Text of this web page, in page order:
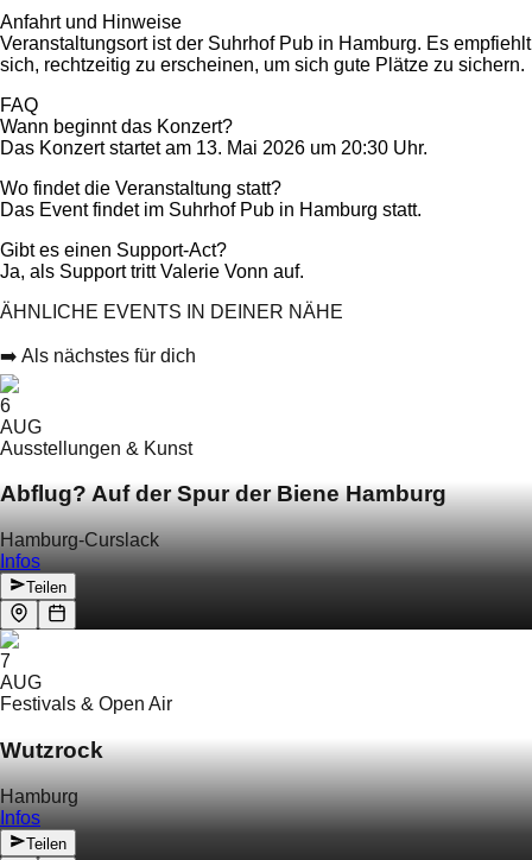
Anfahrt und Hinweise
Veranstaltungsort ist der Suhrhof Pub in Hamburg. Es empfiehlt
sich, rechtzeitig zu erscheinen, um sich gute Plätze zu sichern.
FAQ
Wann beginnt das Konzert?
Das Konzert startet am 13. Mai 2026 um 20:30 Uhr.
Wo findet die Veranstaltung statt?
Das Event findet im Suhrhof Pub in Hamburg statt.
Gibt es einen Support-Act?
Ja, als Support tritt Valerie Vonn auf.
ÄHNLICHE EVENTS IN DEINER NÄHE
➡️ Als nächstes für dich
6
AUG
Ausstellungen & Kunst
Abflug? Auf der Spur der Biene Hamburg
Hamburg-Curslack
Infos
Teilen
7
AUG
Festivals & Open Air
Wutzrock
Hamburg
Infos
Teilen